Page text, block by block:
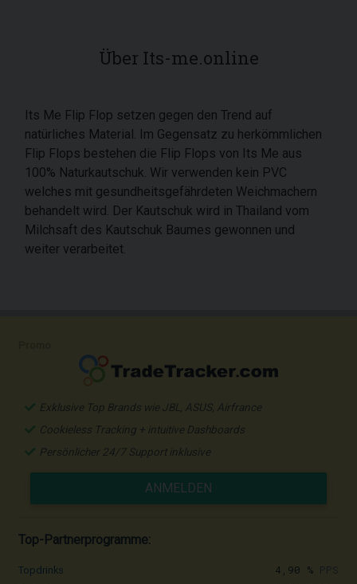
Über Its-me.online
Its Me Flip Flop setzen gegen den Trend auf
natürliches Material. Im Gegensatz zu herkömmlichen
Flip Flops bestehen die Flip Flops von Its Me aus
100% Naturkautschuk. Wir verwenden kein PVC
welches mit gesundheitsgefährdeten Weichmachern
behandelt wird. Der Kautschuk wird in Thailand vom
Milchsaft des Kautschuk Baumes gewonnen und
weiter verarbeitet.
Exklusive Top Brands wie JBL, ASUS, Airfrance
Cookieless Tracking + intuitive Dashboards
Persönlicher 24/7 Support inklusive
ANMELDEN
Top-Partnerprogramme:
Topdrinks 4,90 %